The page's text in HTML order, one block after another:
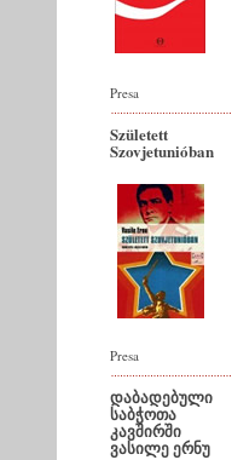
Presa
Született
Szovjetunióban
Presa
დაბადებული
საბჭოთა
კავშირში
ვასილე ერნუ